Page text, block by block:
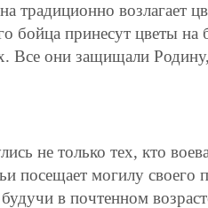
традиционно возлагает
бойца принесут цветы
Все они защищали
не только тех, кто
посещает могилу
в почтенном